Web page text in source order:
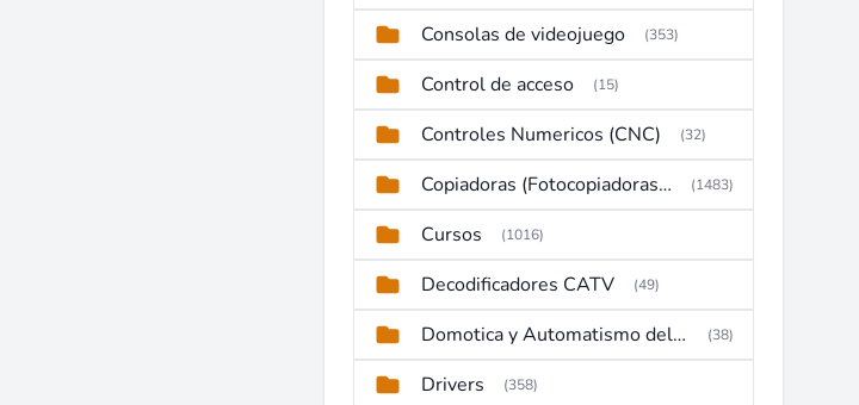
Consolas de videojuego (353)
Control de acceso (15)
Controles Numericos (CNC) (32)
Copiadoras (Fotocopiadoras, Multifunctions, Ploter, etc) (1483)
Cursos (1016)
Decodificadores CATV (49)
Domotica y Automatismo del hogar (38)
Drivers (358)